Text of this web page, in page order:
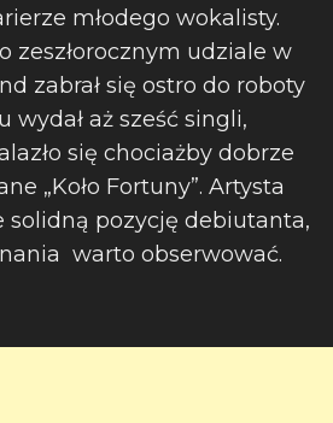
młodego wokalisty.
zeszłorocznym udziale w
zabrał się ostro do roboty
wydał aż sześć singli,
się chociażby dobrze
„Koło Fortuny”. Artysta
solidną pozycję debiutanta,
warto obserwować.